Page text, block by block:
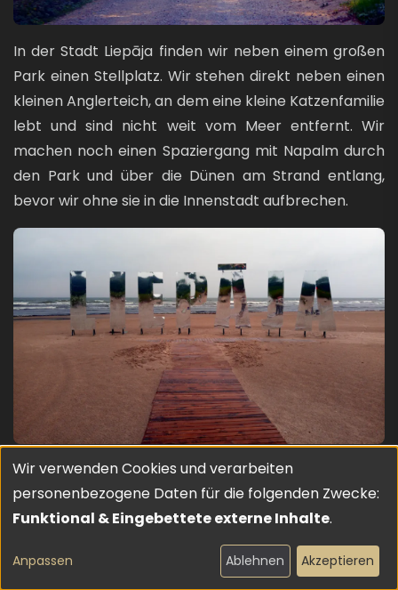
In der Stadt Liepāja finden wir neben einem großen
Park einen Stellplatz. Wir stehen direkt neben einen
kleinen Anglerteich, an dem eine kleine Katzenfamilie
lebt und sind nicht weit vom Meer entfernt. Wir
machen noch einen Spaziergang mit Napalm durch
den Park und über die Dünen am Strand entlang,
bevor wir ohne sie in die Innenstadt aufbrechen.
Bild
Bild
Verwendung
von
personenbezogenen
Wir verwenden Cookies und verarbeiten
personenbezogene Daten für die folgenden Zwecke:
Funktional & Eingebettete externe Inhalte.
Anpassen Ablehnen Akzeptieren